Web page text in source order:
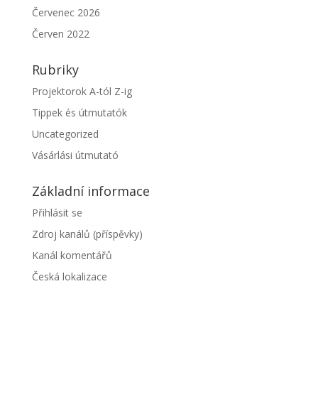
Červenec 2026
Červen 2022
Rubriky
Projektorok A-tól Z-ig
Tippek és útmutatók
Uncategorized
Vásárlási útmutató
Základní informace
Přihlásit se
Zdroj kanálů (příspěvky)
Kanál komentářů
Česká lokalizace